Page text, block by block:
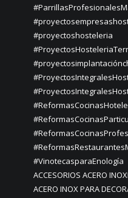
#proyectoshosteleria
#VinotecasparaEnología
ACCESORIOS ACERO
ACERO INOX PARA